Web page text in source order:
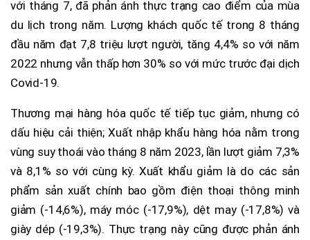
với tháng 7, đã phản ánh thực trạng cao điểm của mùa
du lịch trong năm. Lượng khách quốc tế trong 8 tháng
đầu năm đạt 7,8 triệu lượt người, tăng 4,4% so với năm
2022 nhưng vẫn thấp hơn 30% so với mức trước đại dịch
Covid-19.
Thương mại hàng hóa quốc tế tiếp tục giảm, nhưng có
dấu hiệu cải thiện; Xuất nhập khẩu hàng hóa nằm trong
vùng suy thoái vào tháng 8 năm 2023, lần lượt giảm 7,3%
và 8,1% so với cùng kỳ. Xuất khẩu giảm là do các sản
phẩm sản xuất chính bao gồm điện thoại thông minh
giảm (-14,6%), máy móc (-17,9%), dệt may (-17,8%) và
giày dép (-19,3%). Thực trạng này cũng được phản ánh